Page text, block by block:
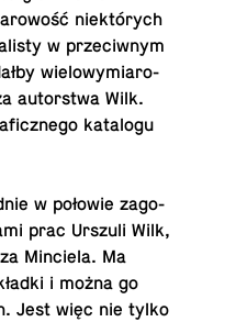
nie­któ­rych
w prze­ciw­nym
wie­lo­wy­mia­ro­
au­tor­stwa Wilk.
ka­ta­lo­gu
w połowie za­go­
prac Urszuli Wilk,
Min­cie­la. Ma
i można go
Jest więc nie tylko